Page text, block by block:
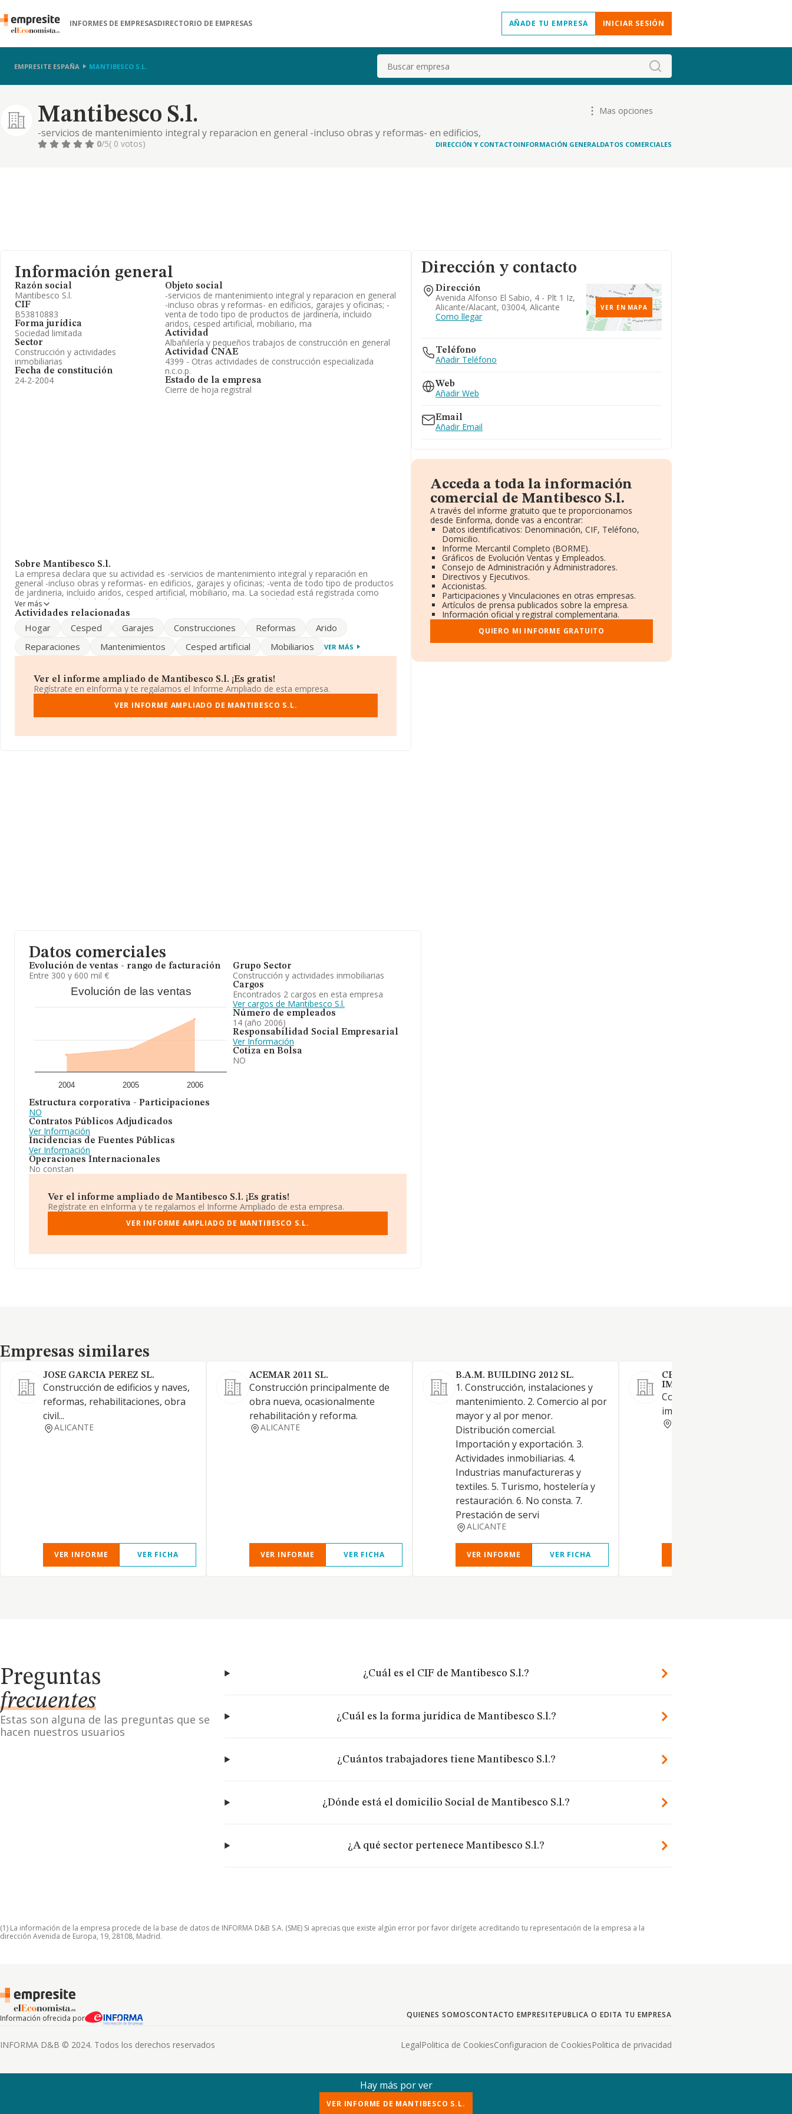
INFORMES DE EMPRESASDIRECTORIO DE EMPRESAS AÑADE TU EMPRESA INICIAR SESIÓN
EMPRESITE ESPAÑA MANTIBESCO S.L. Buscar
Mantibesco S.l.
-servicios de mantenimiento integral y reparacion en general -incluso obras y reformas- en edificios,
garajes y oficinas; -venta de todo tipo de productos de jardineria, incluido aridos, cesped artificial,
Mas opciones
0/5( 0 votos) DIRECCIÓN Y CONTACTOINFORMACIÓN GENERALDATOS COMERCIALES
Información general
Razón social
Mantibesco S.l.
CIF
B53810883
Forma jurídica
Sociedad limitada
Sector
Construcción y actividades
inmobiliarias
Fecha de constitución
24-2-2004
Objeto social
-servicios de mantenimiento integral y reparacion en general
-incluso obras y reformas- en edificios, garajes y oficinas; -
venta de todo tipo de productos de jardineria, incluido
aridos, cesped artificial, mobiliario, ma
Actividad
Albañilería y pequeños trabajos de construcción en general
Actividad CNAE
4399 - Otras actividades de construcción especializada
n.c.o.p.
Estado de la empresa
Cierre de hoja registral
Sobre Mantibesco S.l.
La empresa declara que su actividad es -servicios de mantenimiento integral y reparación en
general -incluso obras y reformas- en edificios, garajes y oficinas; -venta de todo tipo de productos
de jardineria, incluido aridos, cesped artificial, mobiliario, ma. La sociedad está registrada como
Sociedad Limitada. Clasifica su actividad CNAE como 'Otras actividades de construcción
especializada n.c.o.p.', código 4399. La sociedad no tiene actividad en mercados exteriores.
El número de empleados ha crecido un 75% y según las cifras existentes en la base de datos de
La sociedad españolaMantibesco S.L, con número de identificación fiscal B53810883, tiene
Valenciana.
En relación con el sector y disponiendo de los datos de hasta 41.135 empresas, la facturación en el
ámbito nacional alcanza los 15.864 millones de euros y se estima que el promedio de la facturación
entre todas las empresas es de 385 mil euros. Por último, con el fin de ampliar la información
años desde la constitución.
Ver más
Actividades relacionadas
Hogar Cesped Garajes Construcciones Reformas
Arido
Reparaciones
Mantenimientos Cesped artificial Mobiliarios VER MÁS
Ver el informe ampliado de Mantibesco S.l. ¡Es gratis!
Regístrate en eInforma y te regalamos el Informe Ampliado de esta empresa.
VER INFORME AMPLIADO DE MANTIBESCO S.L.
Dirección y contacto
Dirección
Avenida Alfonso El Sabio, 4 - Plt 1 Iz,
Alicante/alacant, 03004, Alicante
Como llegar
VER EN MAPA
Teléfono
Añadir Teléfono
Web
Añadir Web
Email
Añadir Email
Acceda a toda la información
comercial de Mantibesco S.l.
A través del informe gratuito que te proporcionamos
desde Einforma, donde vas a encontrar:
Datos identificativos: Denominación, CIF, Teléfono,
Domicilio.
Informe Mercantil Completo (BORME).
Gráficos de Evolución Ventas y Empleados.
Consejo de Administración y Administradores.
Directivos y Ejecutivos.
Accionistas.
Participaciones y Vinculaciones en otras empresas.
Artículos de prensa publicados sobre la empresa.
Información oficial y registral complementaria.
QUIERO MI INFORME GRATUITO
Datos comerciales
Evolución de ventas - rango de facturación
Entre 300 y 600 mil €
Evolución de las ventas
2004 2005 2006
Estructura corporativa - Participaciones
NO
Contratos Públicos Adjudicados
Ver Información
Incidencias de Fuentes Públicas
Ver Información
Operaciones Internacionales
No constan
Grupo Sector
Construcción y actividades inmobiliarias
Cargos
Encontrados 2 cargos en esta empresa
Ver cargos de Mantibesco S.l.
Número de empleados
14 (año 2006)
Responsabilidad Social Empresarial
Ver Información
Cotiza en Bolsa
NO
Ver el informe ampliado de Mantibesco S.l. ¡Es gratis!
Regístrate en eInforma y te regalamos el Informe Ampliado de esta empresa.
VER INFORME AMPLIADO DE MANTIBESCO S.L.
Empresas similares
Empresas similares
JOSE GARCIA PEREZ SL.
Construcción de edificios y naves,
reformas, rehabilitaciones, obra
civil...
ALICANTE
VER INFORME VER FICHA
ACEMAR 2011 SL.
Construcción principalmente de
obra nueva, ocasionalmente
rehabilitación y reforma.
ALICANTE
VER INFORME VER FICHA
B.A.M. BUILDING 2012 SL.
1. Construcción, instalaciones y
mantenimiento. 2. Comercio al por
mayor y al por menor.
Distribución comercial.
Importación y exportación. 3.
Actividades inmobiliarias. 4.
Industrias manufactureras y
textiles. 5. Turismo, hostelería y
restauración. 6. No consta. 7.
Prestación de servi
ALICANTE
VER INFORME VER FICHA
CELESUR SISTEMAS DE
IMPERMEABILIZACION SL
Construccion de balsas
impermeables para
Preguntas
frecuentes
Estas son alguna de las preguntas que se
hacen nuestros usuarios
¿Cuál es el CIF de Mantibesco S.l.?
¿Cuál es la forma jurídica de Mantibesco S.l.?
¿Cuántos trabajadores tiene Mantibesco S.l.?
¿Dónde está el domicilio Social de Mantibesco S.l.?
¿A qué sector pertenece Mantibesco S.l.?
(1) La información de la empresa procede de la base de datos de INFORMA D&B S.A. (SME) Si aprecias que existe algún error por favor dirígete acreditando tu representación de la empresa a la
dirección Avenida de Europa, 19, 28108, Madrid.
Información ofrecida por QUIENES SOMOSCONTACTO EMPRESITEPUBLICA O EDITA TU EMPRESA
INFORMA D&B © 2024. Todos los derechos reservados LegalPolitica de CookiesConfiguracion de CookiesPolitica de privacidad
Hay más por ver
VER INFORME DE MANTIBESCO S.L.